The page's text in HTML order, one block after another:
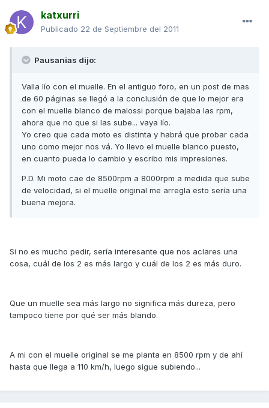
katxurri
Publicado 22 de Septiembre del 2011
Pausanias dijo:
Valla lío con el muelle. En el antiguo foro, en un post de mas
de 60 páginas se llegó a la conclusión de que lo mejor era
con el muelle blanco de malossi porque bajaba las rpm,
ahora que no que si las sube... vaya lío.
Yo creo que cada moto es distinta y habrá que probar cada
uno como mejor nos vá. Yo llevo el muelle blanco puesto,
en cuanto pueda lo cambio y escribo mis impresiones.
P.D. Mi moto cae de 8500rpm a 8000rpm a medida que sube
de velocidad, si el muelle original me arregla esto sería una
buena mejora.
Si no es mucho pedir, sería interesante que nos aclares una
cosa, cuál de los 2 es más largo y cuál de los 2 es más duro.
Que un muelle sea más largo no significa más dureza, pero
tampoco tiene por qué ser más blando.
A mi con el muelle original se me planta en 8500 rpm y de ahí
hasta que llega a 110 km/h, luego sigue subiendo...